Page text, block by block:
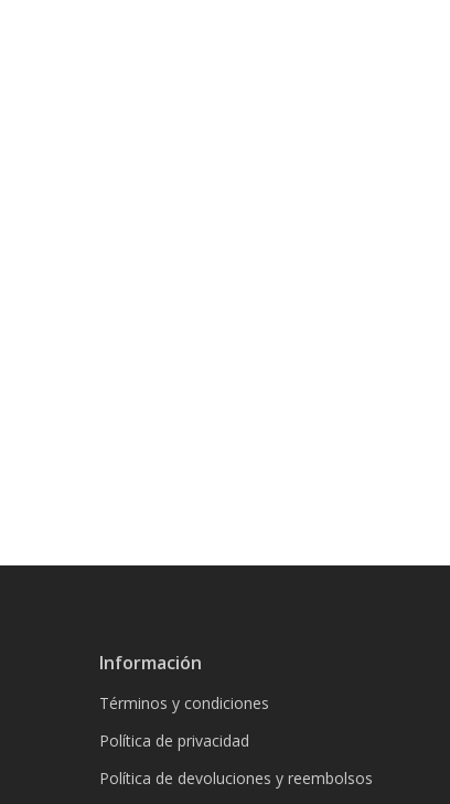
Información
Términos y condiciones
Política de privacidad
Política de devoluciones y reembolsos